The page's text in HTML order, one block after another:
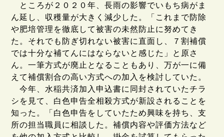
ところが２０２０年、長雨の影響でいもち病がま
ん延し、収穫量が大きく減少した。「これまで防除
や肥培管理を徹底して被害の未然防止に努めてき
た。それでも防ぎ切れない被害に直面し、７割補償
では十分な補てんにはならないと感じた」と原さ
ん。一筆方式が廃止となることもあり、万が一に備
えて補償割合の高い方式への加入を検討していた。
今年、水稲共済加入申込書に同封されていたチラ
シを見て、白色申告全相殺方式が新設されることを
知った。「白色申告をしていたため興味を持ち、支
所の担当職員に相談した。補償内容や評価方法など